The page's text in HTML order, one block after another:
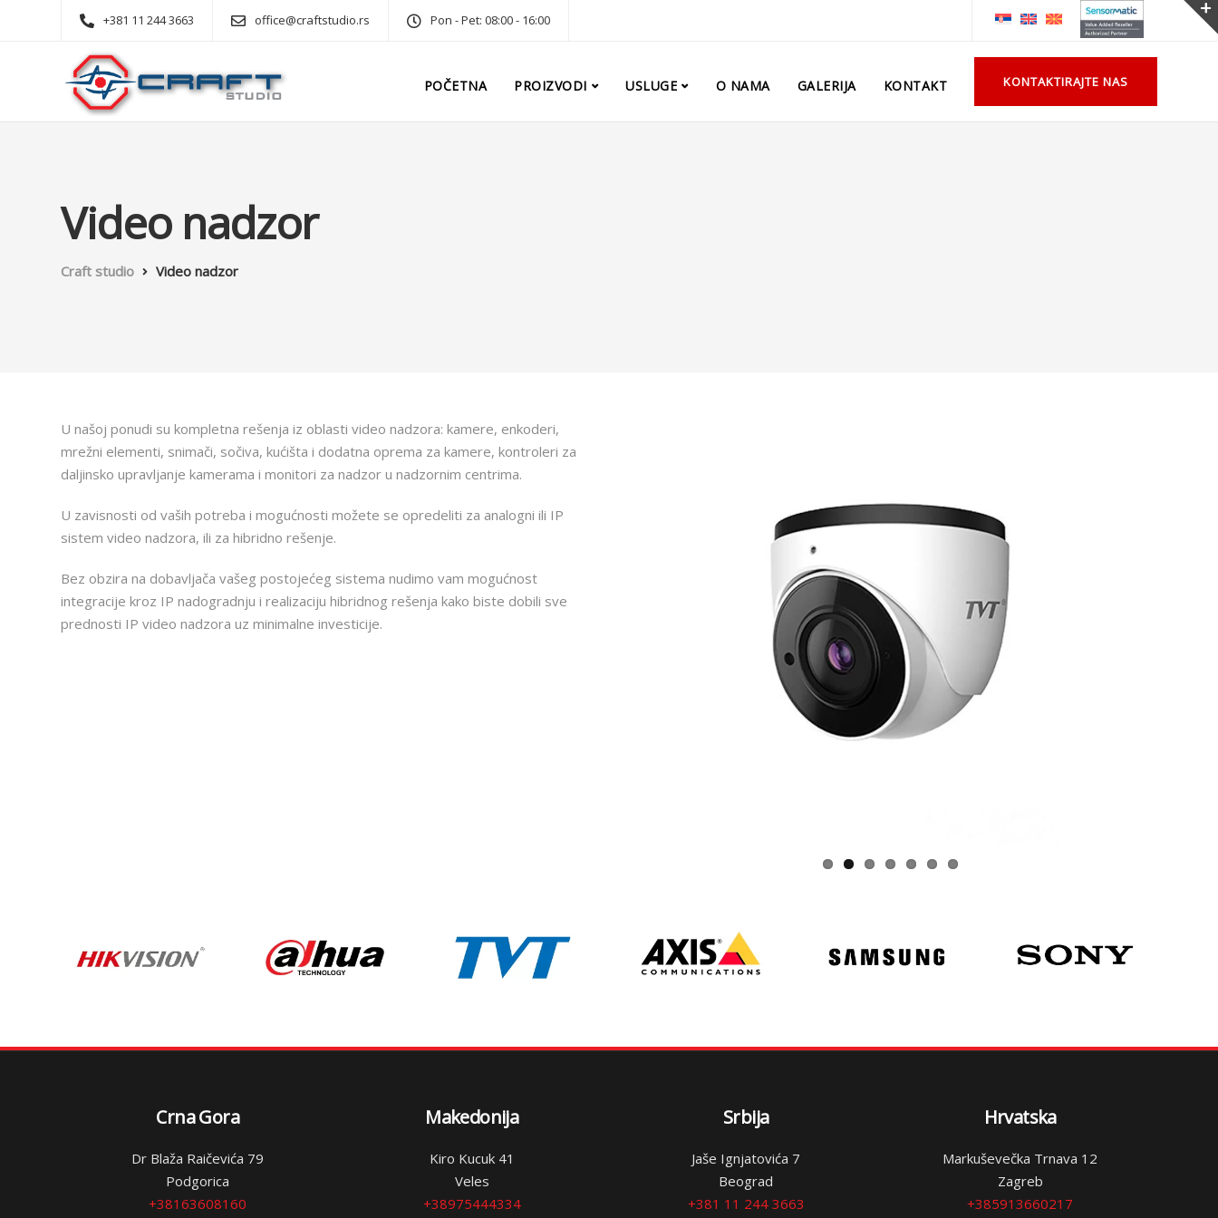
+381 11 244 3663 office@craftstudio.rs Pon - Pet: 08:00 - 16:00
POČETNA PROIZVODI USLUGE O NAMA GALERIJA KONTAKT KONTAKTIRAJTE NAS
Video nadzor
Craft studio Video nadzor
U našoj ponudi su kompletna rešenja iz oblasti video nadzora: kamere, enkoderi,
mrežni elementi, snimači, sočiva, kućišta i dodatna oprema za kamere, kontroleri za
daljinsko upravljanje kamerama i monitori za nadzor u nadzornim centrima.
U zavisnosti od vaših potreba i mogućnosti možete se opredeliti za analogni ili IP
sistem video nadzora, ili za hibridno rešenje.
Bez obzira na dobavljača vašeg postojećeg sistema nudimo vam mogućnost
integracije kroz IP nadogradnju i realizaciju hibridnog rešenja kako biste dobili sve
prednosti IP video nadzora uz minimalne investicije.
Crna Gora
Dr Blaža Raičevića 79
Podgorica
+38163608160
Makedonija
Kiro Kucuk 41
Veles
+38975444334
Srbija
Jaše Ignjatovića 7
Beograd
+381 11 244 3663
Hrvatska
Markuševečka Trnava 12
Zagreb
+385913660217